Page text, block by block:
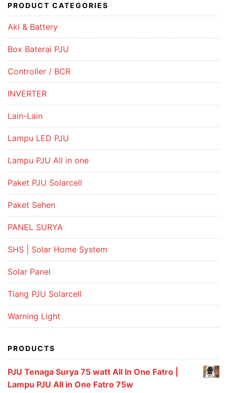
PRODUCT CATEGORIES
Aki & Battery
Box Baterai PJU
Controller / BCR
INVERTER
Lain-Lain
Lampu LED PJU
Lampu PJU All in one
Paket PJU Solarcell
Paket Sehen
PANEL SURYA
SHS | Solar Home System
Solar Panel
Tiang PJU Solarcell
Warning Light
PRODUCTS
PJU Tenaga Surya 75 watt All In One Fatro |
Lampu PJU All in One Fatro 75w